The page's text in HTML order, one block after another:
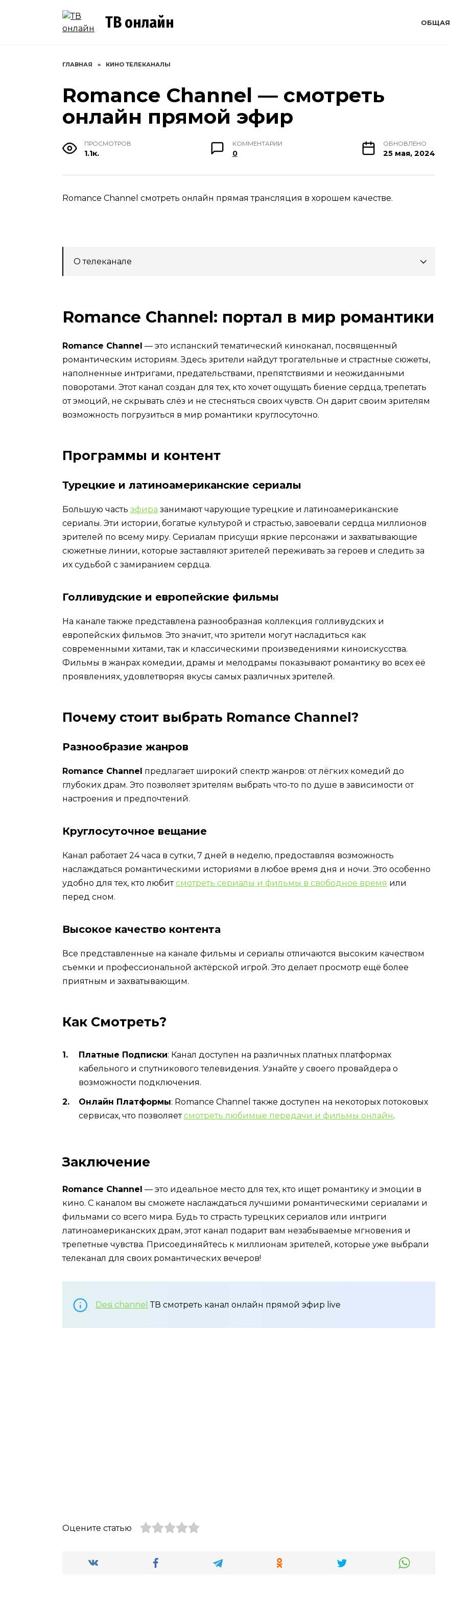
ТВ онлайн ОБЩАЯ
ГЛАВНАЯ » КИНО ТЕЛЕКАНАЛЫ
Romance Channel — смотреть
онлайн прямой эфир
ПРОСМОТРОВ
1.1к.
КОММЕНТАРИИ
0
ОБНОВЛЕНО
25 мая, 2024
Romance Channel смотреть онлайн прямая трансляция в хорошем качестве.
О телеканале
Romance Channel: портал в мир романтики
Romance Channel — это испанский тематический киноканал, посвященный
романтическим историям. Здесь зрители найдут трогательные и страстные сюжеты,
наполненные интригами, предательствами, препятствиями и неожиданными
поворотами. Этот канал создан для тех, кто хочет ощущать биение сердца, трепетать
от эмоций, не скрывать слёз и не стесняться своих чувств. Он дарит своим зрителям
возможность погрузиться в мир романтики круглосуточно.
Программы и контент
Турецкие и латиноамериканские сериалы
Большую часть эфира занимают чарующие турецкие и латиноамериканские
сериалы. Эти истории, богатые культурой и страстью, завоевали сердца миллионов
зрителей по всему миру. Сериалам присущи яркие персонажи и захватывающие
сюжетные линии, которые заставляют зрителей переживать за героев и следить за
их судьбой с замиранием сердца.
Голливудские и европейские фильмы
На канале также представлена разнообразная коллекция голливудских и
европейских фильмов. Это значит, что зрители могут насладиться как
современными хитами, так и классическими произведениями киноискусства.
Фильмы в жанрах комедии, драмы и мелодрамы показывают романтику во всех её
проявлениях, удовлетворяя вкусы самых различных зрителей.
Почему стоит выбрать Romance Channel?
Разнообразие жанров
Romance Channel предлагает широкий спектр жанров: от лёгких комедий до
глубоких драм. Это позволяет зрителям выбрать что-то по душе в зависимости от
настроения и предпочтений.
Круглосуточное вещание
Канал работает 24 часа в сутки, 7 дней в неделю, предоставляя возможность
наслаждаться романтическими историями в любое время дня и ночи. Это особенно
удобно для тех, кто любитсмотреть сериалы и фильмы в свободное время или
перед сном.
Высокое качество контента
Все представленные на канале фильмы и сериалы отличаются высоким качеством
съемки и профессиональной актёрской игрой. Это делает просмотр ещё более
приятным и захватывающим.
Как Смотреть?
Платные Подписки: Канал доступен на различных платных платформах
кабельного и спутникового телевидения. Узнайте у своего провайдера о
возможности подключения.
Онлайн Платформы: Romance Channel также доступен на некоторых потоковых
сервисах, что позволяетсмотреть любимые передачи и фильмы онлайн.
Заключение
Romance Channel — это идеальное место для тех, кто ищет романтику и эмоции в
кино. С каналом вы сможете наслаждаться лучшими романтическими сериалами и
фильмами со всего мира. Будь то страсть турецких сериалов или интриги
латиноамериканских драм, этот канал подарит вам незабываемые мгновения и
трепетные чувства. Присоединяйтесь к миллионам зрителей, которые уже выбрали
телеканал для своих романтических вечеров!
Desi channel ТВ смотреть канал онлайн прямой эфир live
Оцените статью